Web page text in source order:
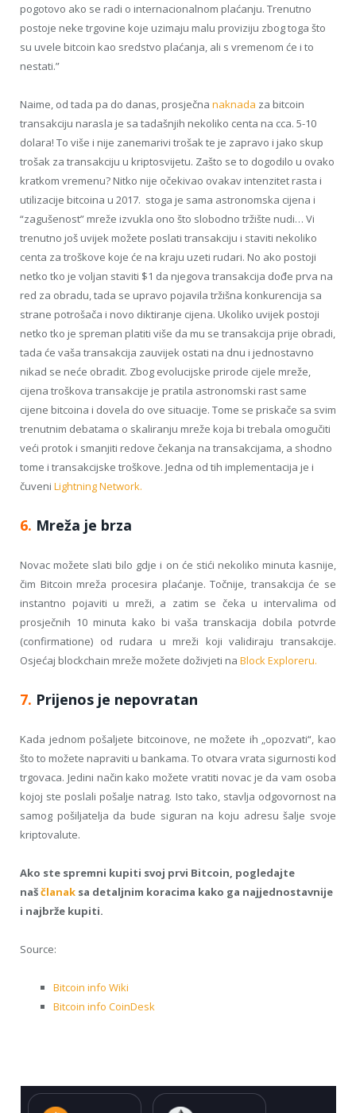
pogotovo ako se radi o internacionalnom plaćanju. Trenutno
postoje neke trgovine koje uzimaju malu proviziju zbog toga što
su uvele bitcoin kao sredstvo plaćanja, ali s vremenom će i to
nestati.”
Naime, od tada pa do danas, prosječna naknada za bitcoin
transakciju narasla je sa tadašnjih nekoliko centa na cca. 5-10
dolara! To više i nije zanemarivi trošak te je zapravo i jako skup
trošak za transakciju u kriptosvijetu. Zašto se to dogodilo u ovako
kratkom vremenu? Nitko nije očekivao ovakav intenzitet rasta i
utilizacije bitcoina u 2017. stoga je sama astronomska cijena i
“zagušenost” mreže izvukla ono što slobodno tržište nudi… Vi
trenutno još uvijek možete poslati transakciju i staviti nekoliko
centa za troškove koje će na kraju uzeti rudari. No ako postoji
netko tko je voljan staviti $1 da njegova transakcija dođe prva na
red za obradu, tada se upravo pojavila tržišna konkurencija sa
strane potrošača i novo diktiranje cijena. Ukoliko uvijek postoji
netko tko je spreman platiti više da mu se transakcija prije obradi,
tada će vaša transakcija zauvijek ostati na dnu i jednostavno
nikad se neće obradit. Zbog evolucijske prirode cijele mreže,
cijena troškova transakcije je pratila astronomski rast same
cijene bitcoina i dovela do ove situacije. Tome se priskače sa svim
trenutnim debatama o skaliranju mreže koja bi trebala omogučiti
veći protok i smanjiti redove čekanja na transakcijama, a shodno
tome i transakcijske troškove. Jedna od tih implementacija je i
čuveni Lightning Network.
6. Mreža je brza
Novac možete slati bilo gdje i on će stići nekoliko minuta kasnije,
čim Bitcoin mreža procesira plaćanje. Točnije, transakcija će se
instantno pojaviti u mreži, a zatim se čeka u intervalima od
prosječnih 10 minuta kako bi vaša transkacija dobila potvrde
(confirmatione) od rudara u mreži koji validiraju transakcije.
Osjećaj blockchain mreže možete doživjeti na Block Exploreru.
7. Prijenos je nepovratan
Kada jednom pošaljete bitcoinove, ne možete ih „opozvati“, kao
što to možete napraviti u bankama. To otvara vrata sigurnosti kod
trgovaca. Jedini način kako možete vratiti novac je da vam osoba
kojoj ste poslali pošalje natrag. Isto tako, stavlja odgovornost na
samog pošiljatelja da bude siguran na koju adresu šalje svoje
kriptovalute.
Ako ste spremni kupiti svoj prvi Bitcoin, pogledajte
naščlanak sa detaljnim koracima kako ga najjednostavnije
i najbrže kupiti.
Source:
Bitcoin info Wiki
Bitcoin info CoinDesk